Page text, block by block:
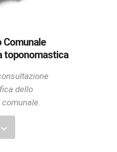
toponomastica
dello